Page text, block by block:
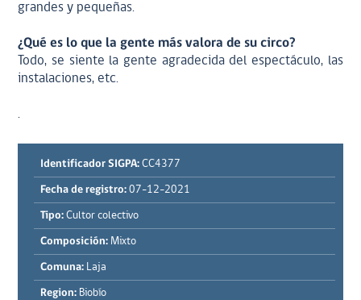
grandes y pequeñas.
¿Qué es lo que la gente más valora de su circo?
Todo, se siente la gente agradecida del espectáculo, las
instalaciones, etc.
.
Identificador SIGPA: CC4377
Fecha de registro: 07-12-2021
Tipo: Cultor colectivo
Composición: Mixto
Comuna: Laja
Region: Biobío